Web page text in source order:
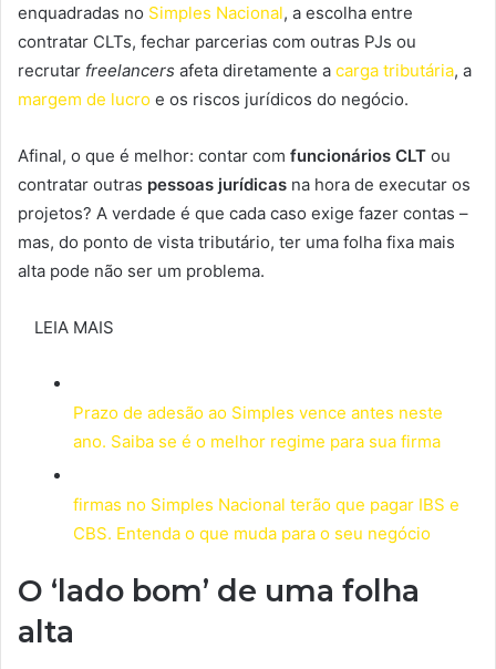
enquadradas no Simples Nacional, a escolha entre
contratar CLTs, fechar parcerias com outras PJs ou
recrutar freelancers afeta diretamente a carga tributária, a
margem de lucro e os riscos jurídicos do negócio.
Afinal, o que é melhor: contar com funcionários CLT ou
contratar outras pessoas jurídicas na hora de executar os
projetos? A verdade é que cada caso exige fazer contas –
mas, do ponto de vista tributário, ter uma folha fixa mais
alta pode não ser um problema.
LEIA MAIS
Prazo de adesão ao Simples vence antes neste
ano. Saiba se é o melhor regime para sua firma
firmas no Simples Nacional terão que pagar IBS e
CBS. Entenda o que muda para o seu negócio
O ‘lado bom’ de uma folha
alta